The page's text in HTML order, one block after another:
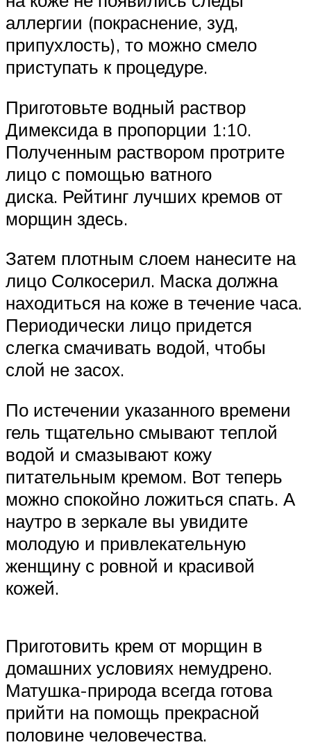
аллергии (покраснение, зуд,
припухлость), то можно смело
приступать к процедуре.
Приготовьте водный раствор
Димексида в пропорции 1:10.
Полученным раствором протрите
лицо с помощью ватного
диска. Рейтинг лучших кремов от
морщин здесь.
Затем плотным слоем нанесите на
лицо Солкосерил. Маска должна
находиться на коже в течение часа.
Периодически лицо придется
слегка смачивать водой, чтобы
слой не засох.
По истечении указанного времени
гель тщательно смывают теплой
водой и смазывают кожу
питательным кремом. Вот теперь
можно спокойно ложиться спать. А
наутро в зеркале вы увидите
молодую и привлекательную
женщину с ровной и красивой
кожей.
Приготовить крем от морщин в
домашних условиях немудрено.
Матушка-природа всегда готова
прийти на помощь прекрасной
половине человечества.